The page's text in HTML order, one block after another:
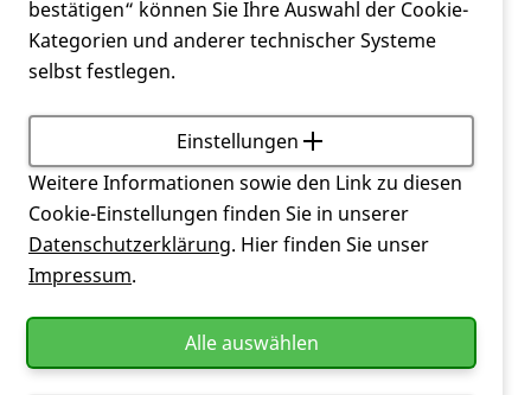
Livia Attinasi lebt in Zürich. Als Maturaarbeit hat sie
einen Roman überChorea Huntingtongeschrieben.
Sie hat sich aus dem Grund dazu entschieden, da
ihre eigene Familie von der Krankheit betroffen ist.
Ihr Ziel war es, Aufmerksamkeit für diese immer
noch für viele unbekannte Krankheit zu erwecken
und ein Tabu zu brechen, welches leider noch immer
ein Tabuthema ist.
Sie stellt gerne ihr E-Book "
Begleiterin." zur Verfügung, welches man gratis
herunterladen und mit einem ePub-Reader
bestätigen“ können Sie Ihre Auswahl der Cookie-
Kategorien und anderer technischer Systeme
selbst festlegen.
Einstellungen
Weitere Informationen sowie den Link zu diesen
Cookie-Einstellungen finden Sie in unserer
Datenschutzerklärung. Hier finden Sie unser
Impressum.
Alle auswählen